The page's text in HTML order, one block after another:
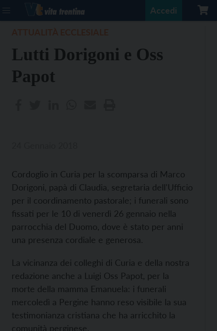
Accedi
Lutti Dorigoni e Oss
Papot
Cordoglio in Curia per la scomparsa di Marco
Dorigoni, papà di Claudia, segretaria dell'Ufficio
per il coordinamento pastorale; i funerali sono
fissati per le 10 di venerdì 26 gennaio nella
parrocchia del Duomo, dove è stato per anni
una presenza cordiale e generosa.
La vicinanza dei colleghi di Curia e della nostra
redazione anche a Luigi Oss Papot, per la
morte della mamma Emanuela: i funerali
mercoledì a Pergine hanno reso visibile la sua
testimonianza cristiana che ha arricchito la
comunità perginese.